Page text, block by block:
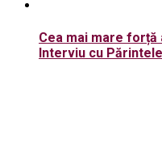
Cea mai mare
Interviu cu